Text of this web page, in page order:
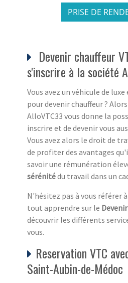
PRISE DE
Devenir chauffeur
s'inscrire à la société
Vous avez un véhicule de
pour devenir chauffeur ?
AlloVTC33 vous donne la
inscrire et de devenir vous
Vous avez alors le droit de
de profiter des avantages
savoir une rémunération
sérénitédu travail dans un
N'hésitez pas à vous référer
tout apprendre sur le
découvrir les différents
vous.
Reservation VTC
Saint-Aubin-de-Médoc